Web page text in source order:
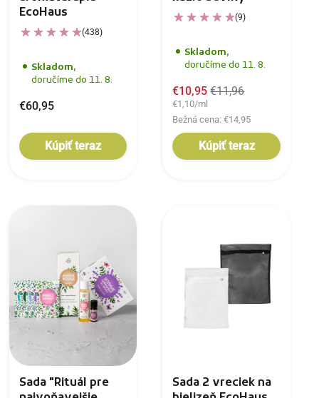
EcoHaus
(438)
Skladom,
doručíme do 11. 8.
€60,95
Kúpiť teraz
(9)
Skladom,
doručíme do 11. 8.
€10,95€11,96
€1,10/ml
Bežná cena: €14,95
Kúpiť teraz
Sada "Rituál pre
Sada 2 vreciek na